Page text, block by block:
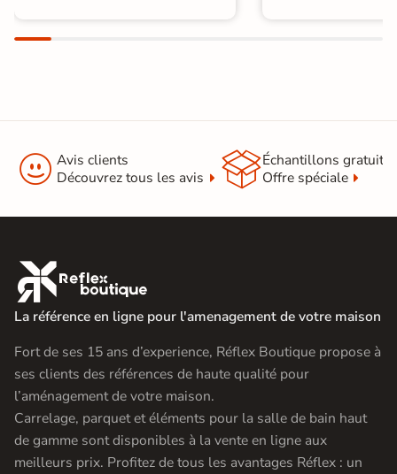
 Avis clients
Découvrez tous les avis
Échantillons gratuit
Offre spéciale

La référence en ligne pour l'amenagement de votre maison
Fort de ses 15 ans d’experience, Réflex Boutique propose à
ses clients des références de haute qualité pour
l’aménagement de votre maison.
Carrelage, parquet et éléments pour la salle de bain haut
de gamme sont disponibles à la vente en ligne aux
meilleurs prix. Profitez de tous les avantages Réflex : un